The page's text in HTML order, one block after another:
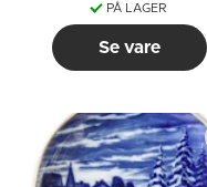
PÅ LAGER
Se vare